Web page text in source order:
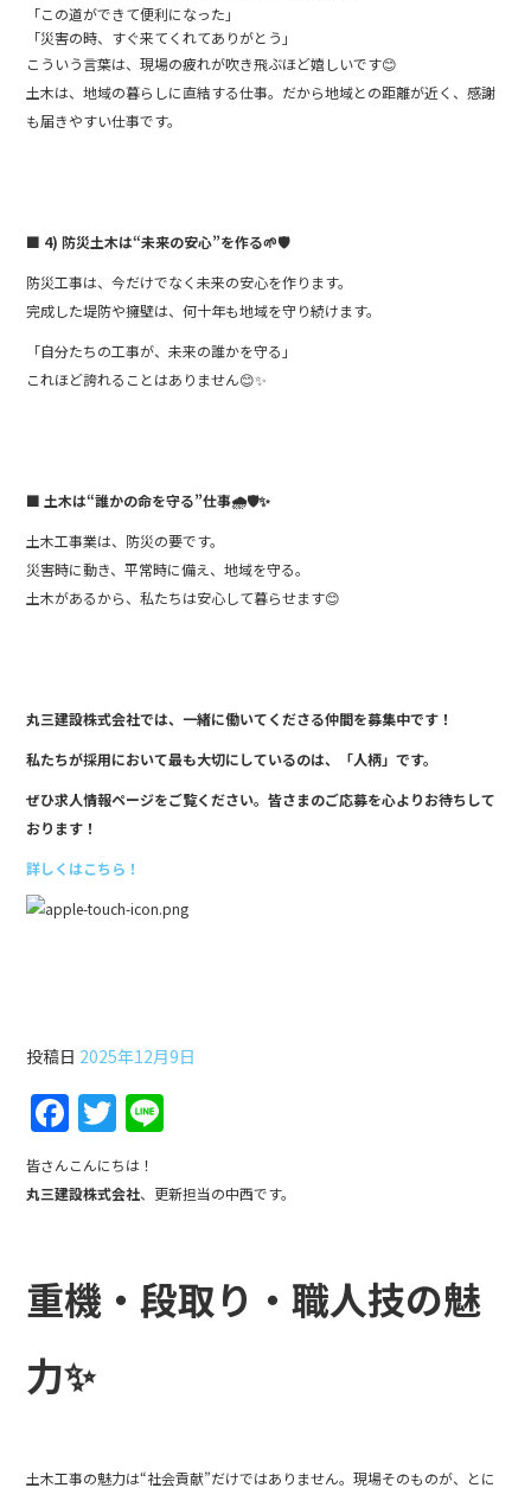
「この道ができて便利になった」
「災害の時、すぐ来てくれてありがとう」
こういう言葉は、現場の疲れが吹き飛ぶほど嬉しいです😊
土木は、地域の暮らしに直結する仕事。だから地域との距離が近く、感謝
も届きやすい仕事です。
■ 4) 防災土木は“未来の安心”を作る🌱🛡️
防災工事は、今だけでなく未来の安心を作ります。
完成した堤防や擁壁は、何十年も地域を守り続けます。
「自分たちの工事が、未来の誰かを守る」
これほど誇れることはありません😊✨
■ 土木は“誰かの命を守る”仕事🌧️🛡️✨
土木工事業は、防災の要です。
災害時に動き、平常時に備え、地域を守る。
土木があるから、私たちは安心して暮らせます😊
丸三建設株式会社では、一緒に働いてくださる仲間を募集中です！
私たちが採用において最も大切にしているのは、「人柄」です。
ぜひ求人情報ページをご覧ください。皆さまのご応募を心よりお待ちして
おります！
詳しくはこちら！
投稿日 2025年12月9日
F
a
c
o
k
T
w
itt e
皆さんこんにちは！
丸三建設株式会社、更新担当の中西です。
重機・段取り・職人技の魅
力✨
土木工事の魅力は“社会貢献”だけではありません。現場そのものが、とに